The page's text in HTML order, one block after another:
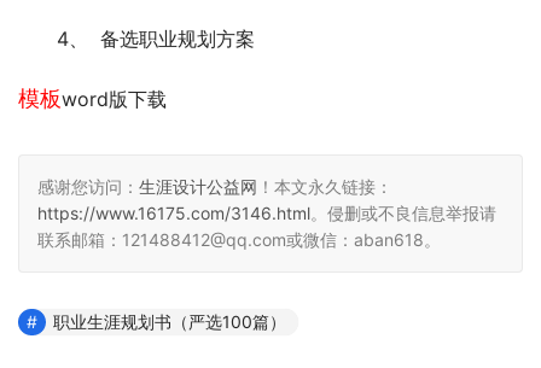
4、  备选职业规划方案
模板word版下载
感谢您访问： 生涯设计公益网 ！本文永久链接：
https://www.16175.com/3146.html。侵删或不良信息举报请
联系邮箱：121488412@qq.com或微信：aban618。
职业生涯规划书（严选100篇）